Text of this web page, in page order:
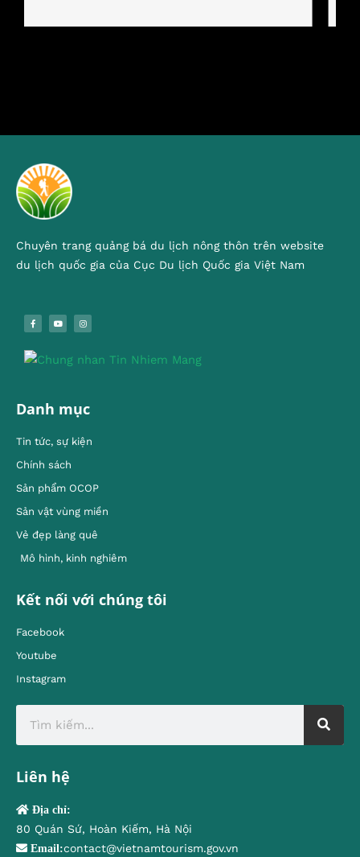
Chuyên trang quảng bá du lịch nông thôn trên website
du lịch quốc gia của Cục Du lịch Quốc gia Việt Nam
Danh mục
Tin tức, sự kiện
Chính sách
Sản phẩm OCOP
Sản vật vùng miền
Vẻ đẹp làng quê
Mô hình, kinh nghiêm
Kết nối với chúng tôi
Facebook
Youtube
Instagram
Liên hệ
Địa chỉ:
80 Quán Sứ, Hoàn Kiếm, Hà Nội
Email:contact@vietnamtourism.gov.vn